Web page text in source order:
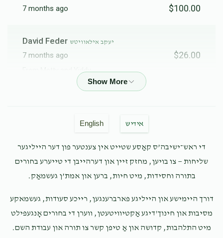
7 months ago $100.00
David Feder יעקב אילאוויטש
7 months ago $26.00
From Motty and Yiddy
Chesky & Chaya Schwartzיעקב אילאוויטש
7 months ago $54.00
Keep going
Malki Azrylewitz יעקב אילאוויטש
$18.00
English אידיש
די ראש־ישיבה’ס קאַסע שטייט אין צענטער פון דער הייליגער
שליחות — צו בויען, מחזק זיין און דערהייבן די טייערע בחורים
בתורה וחסידות, מיט חיות, ברען און אמת’ן געשמאַק.
דורך היימישע און הייליגע פארברענגען, רייכע סעודות, געשמאקע
מסיבות און חינוך'דיגע אַקטיוויטעטן, ווערן די בחורים אָנגעפילט
מיט התלהבות, קדושה און אַ טיפן קשר צו תורה און עבודת השם.